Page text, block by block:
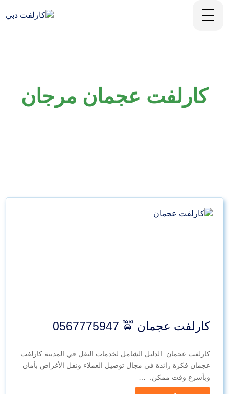
كارلفت عجمان مرجان
كارلفت عجمان 🚖 0567775947
كارلفت عجمان: الدليل الشامل لخدمات النقل في المدينة كارلفت
عجمان فكرة رائدة في مجال توصيل العملاء ونقل الأغراض بأمان
وبأسرع وقت ممكن. …